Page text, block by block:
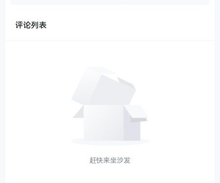
评论列表
赶快来坐沙发